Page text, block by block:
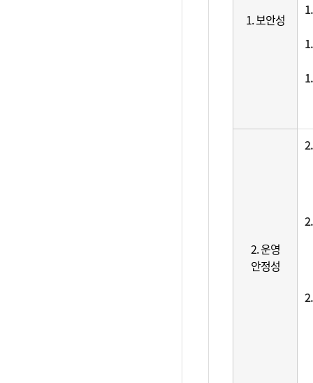
1. 보안성
2. 운영
안정성